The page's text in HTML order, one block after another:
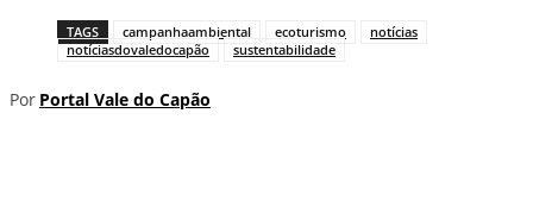
TAGS campanhaambiental ecoturismo
notícias
notíciasdovaledocapão
sustentabilidade
Por Portal Vale do Capão